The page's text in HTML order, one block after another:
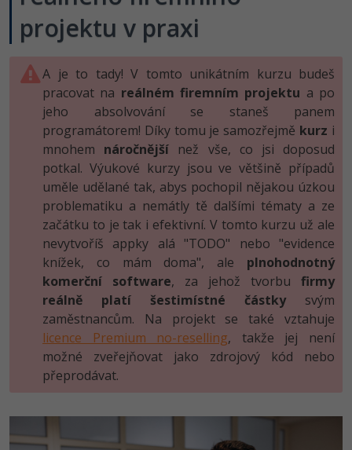
projektu v praxi
A je to tady! V tomto unikátním kurzu budeš
pracovat na reálném firemním projektu a po
jeho absolvování se staneš panem
programátorem! Díky tomu je samozřejmě kurz i
mnohem náročnější než vše, co jsi doposud
potkal. Výukové kurzy jsou ve většině případů
uměle udělané tak, abys pochopil nějakou úzkou
problematiku a nemátly tě dalšími tématy a ze
začátku to je tak i efektivní. V tomto kurzu už ale
nevytvoříš appky alá "TODO" nebo "evidence
knížek, co mám doma", ale plnohodnotný
komerční software, za jehož tvorbu firmy
reálně platí šestimístné částkysvým
zaměstnancům. Na projekt se také vztahuje
licence Premium no-reselling, takže jej není
možné zveřejňovat jako zdrojový kód nebo
přeprodávat.